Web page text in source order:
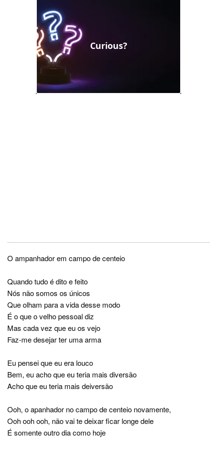
O ampanhador em campo de centeio
Quando tudo é dito e feito
Nós não somos os únicos
Que olham para a vida desse modo
É o que o velho pessoal diz
Mas cada vez que eu os vejo
Faz-me desejar ter uma arma
Eu pensei que eu era louco
Bem, eu acho que eu teria mais diversão
Acho que eu teria mais deiversão
Ooh, o apanhador no campo de centeio novamente,
Ooh ooh ooh, não vai te deixar ficar longe dele
É somente outro dia como hoje